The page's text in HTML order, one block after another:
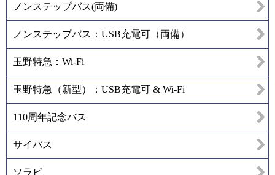
ノンステップバス(両備)
ノンステップバス：USB充電可（両備）
玉野特急：Wi-Fi
玉野特急（新型）：USB充電可 & Wi-Fi
110周年記念バス
サイバス
ソラビ